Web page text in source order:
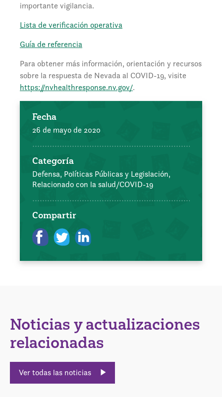
importante vigilancia.
Lista de verificación operativa
Guía de referencia
Para obtener más información, orientación y recursos
sobre la respuesta de Nevada al COVID-19, visite
https://nvhealthresponse.nv.gov/.
Fecha
26 de mayo de 2020
Categoría
Defensa, Políticas Públicas y Legislación,
Relacionado con la salud/COVID-19
Compartir
Noticias y actualizaciones
relacionadas
Ver todas las noticias